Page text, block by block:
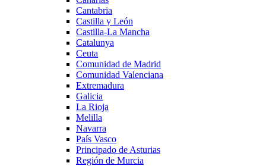
Cantabria
Castilla y León
Castilla-La Mancha
Catalunya
Ceuta
Comunidad de Madrid
Comunidad Valenciana
Extremadura
Galicia
La Rioja
Melilla
Navarra
País Vasco
Principado de Asturias
Región de Murcia